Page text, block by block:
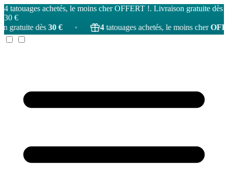
4 tatouages achetés, le moins cher OFFERT !. Livraison gratuite dès
30 €
30 € • 4tatouages achetés, le moins cherOFFERT! •